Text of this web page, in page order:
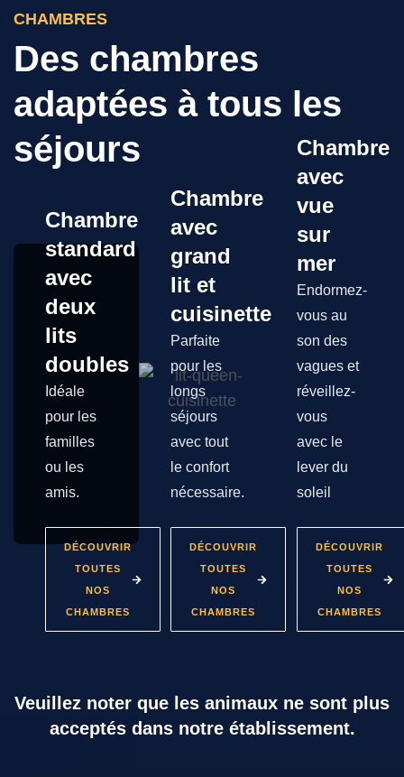
CHAMBRES
Des chambres
adaptées à tous les
séjours
Chambre
standard
avec
deux
lits
doubles
Idéale
pour les
familles
ou les
amis.
DÉCOUVRIR
TOUTES
NOS
CHAMBRES
Chambre
avec
grand
lit et
cuisinette
Parfaite
pour les
longs
séjours
avec tout
le confort
nécessaire.
DÉCOUVRIR
TOUTES
NOS
CHAMBRES
Chambre
avec
vue
sur
mer
Endormez-
vous au
son des
vagues et
réveillez-
vous
avec le
lever du
soleil
DÉCOUVRIR
TOUTES
NOS
CHAMBRES
Veuillez noter que les animaux ne sont plus
acceptés dans notre établissement.